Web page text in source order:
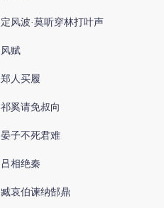
定风波·莫听穿林打叶声
风赋
郑人买履
祁奚请免叔向
晏子不死君难
吕相绝秦
臧哀伯谏纳郜鼎